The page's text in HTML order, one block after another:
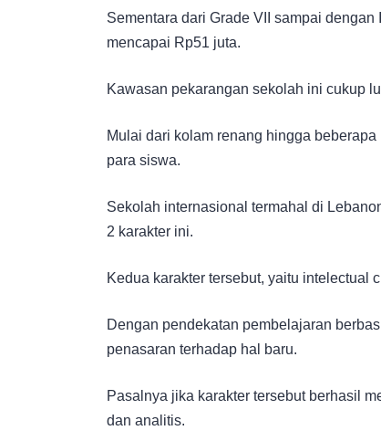
Sementara dari Grade VII sampai
mencapai Rp51 juta.
Kawasan pekarangan sekolah ini cukup
Mulai dari kolam renang hingga
para siswa.
Sekolah internasional termahal di
2 karakter ini.
Kedua karakter tersebut, yaitu intelectual
Dengan pendekatan pembelajaran
penasaran terhadap hal baru.
Pasalnya jika karakter tersebut berhasil
dan analitis.